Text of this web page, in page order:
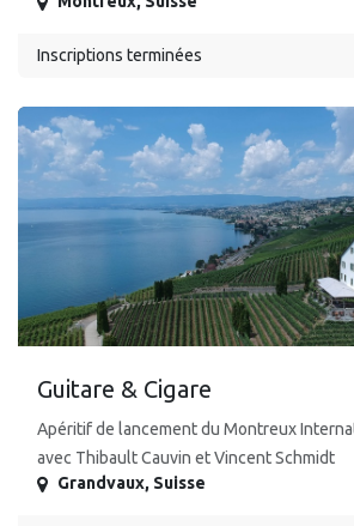
Inscriptions terminées
Guitare & Cigare
Apéritif de lancement du Montreux
avec Thibault Cauvin et Vincent Schmidt
Grandvaux, Suisse